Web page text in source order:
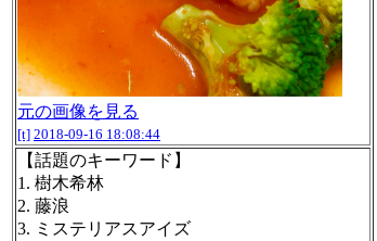
元の画像を見る
[t] 2018-09-16 18:08:44
【話題のキーワード】
1. 樹木希林
2. 藤浪
3. ミステリアスアイズ